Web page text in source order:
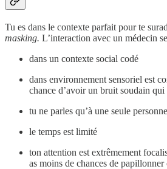
Tu es dans le contexte parfait pour te
masking. L’interaction avec un médecin
dans un contexte social codé
dans environnement sensoriel est
chance d’avoir un bruit soudain qui
tu ne parles qu’à une seule
le temps est limité
ton attention est extrêmement
as moins de chances de